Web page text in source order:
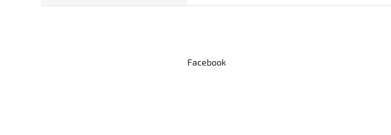
Facebook